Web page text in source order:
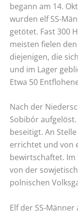
begann am 14.
wurden elf SS-
getötet. Fast 300
meisten fielen
diejenigen, die
und im Lager
Etwa 50
Nach der
Sobibór
beseitigt. An
errichtet und von
bewirtschaftet. Im
von der
polnischen
Elf der SS-